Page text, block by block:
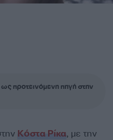
προτεινόμενη πηγή στην
Κόστα Ρίκα, με την